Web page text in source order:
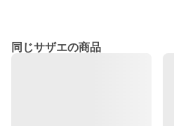
同じサザエの商品